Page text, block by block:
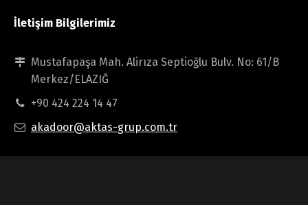
İletişim Bilgilerimiz
Mustafapaşa Mah. Alirıza Septioğlu Bulv. No: 61/B
Merkez/ELAZIĞ
+90 424 224 14 47
akadoor@aktas-grup.com.tr